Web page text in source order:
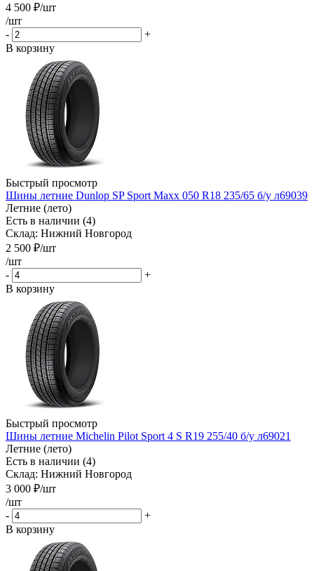
4 500 ₽/шт
/шт
-
+
В корзину
Быстрый просмотр
Шины летние Dunlop SP Sport Maxx 050 R18 235/65 б/у л69039
Летние (лето)
Есть в наличии (4)
Склад: Нижний Новгород
2 500 ₽/шт
/шт
-
+
В корзину
Быстрый просмотр
Шины летние Michelin Pilot Sport 4 S R19 255/40 б/у л69021
Летние (лето)
Есть в наличии (4)
Склад: Нижний Новгород
3 000 ₽/шт
/шт
-
+
В корзину